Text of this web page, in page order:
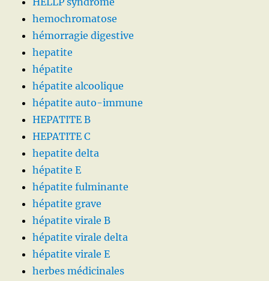
hemochromatose
hémorragie digestive
hepatite
hépatite
hépatite alcoolique
hépatite auto-immune
HEPATITE B
HEPATITE C
hepatite delta
hépatite E
hépatite fulminante
hépatite grave
hépatite virale B
hépatite virale delta
hépatite virale E
herbes médicinales